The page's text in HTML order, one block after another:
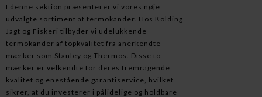
I denne sektion præsenterer vi vores nøje
udvalgte sortiment af termokander. Hos Kolding
Jagt og Fiskeri tilbyder vi udelukkende
termokander af topkvalitet fra anerkendte
mærker som Stanley og Thermos. Disse to
mærker er velkendte for deres fremragende
kvalitet og enestående garantiservice, hvilket
sikrer, at du investerer i pålidelige og holdbare